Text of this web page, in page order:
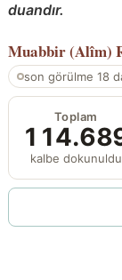
duandır.
Muabbir (Alîm)
son görülme 18
Toplam
kalbe dokunuldu